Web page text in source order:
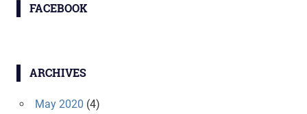
FACEBOOK
ARCHIVES
May 2020 (4)